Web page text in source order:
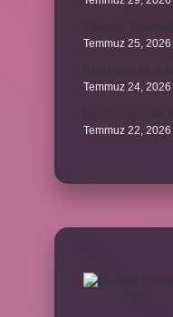
Temmuz 25, 2026
Temmuz 24, 2026
Temmuz 22, 2026